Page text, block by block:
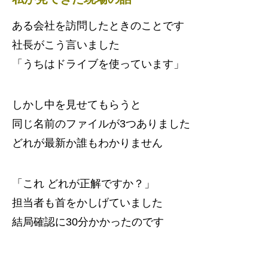
ある会社を訪問したときのことです
社長がこう言いました
「うちはドライブを使っています」
しかし中を見せてもらうと
同じ名前のファイルが3つありました
どれが最新か誰もわかりません
「これ どれが正解ですか？」
担当者も首をかしげていました
結局確認に30分かかったのです